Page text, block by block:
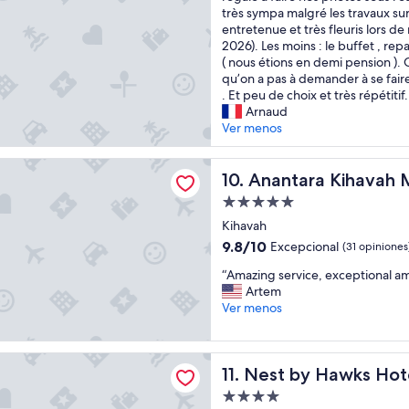
o
r
m
a
t
i
o
n
b
f
o
e
a
n
d
d
u
n
g
t
e
s
t
r
o
b
u
t
t
l
e
r
s
t
v
o
p
n
e
opiniones)
s
p
l
u
s
l
a
c
h
a
m
b
r
e
,
l
a
u
e
👍
très sympa malgré les travaux
entretenue et très fleuris lors de
2026). Les moins : le buffet ,
( nous étions en demi pension
qu’on a pas à demander à se
. Et peu de choix et très répétitif.
Arnaud
Ver menos
10. Anantara Kihavah
Anantara Kihavah Maldives
Propiedad
de
5.0
estrellas
Kihavah
9.8
10,
Excepcional,
(31
9.8/10 Excepcional (31
“
A
m
z
i
n
g
s
“Amazing service, exceptional
Artem
Ver menos
Kihavah Maldives Villas
11. Nest by Hawks
Nest by Hawks Hotels
Propiedad
Hotels Kamadhoo Baa Atoll